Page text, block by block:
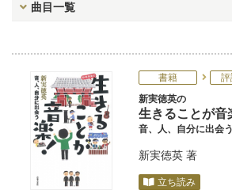
曲目一覧
書籍
新実徳英の
生きることが音
音、人、自分に出会う
新実徳英 著
立ち読み